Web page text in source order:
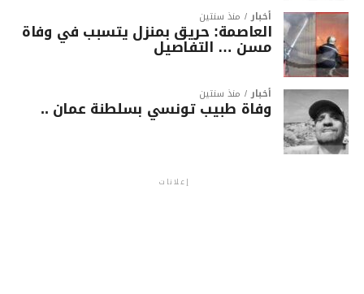
أخبار منذ سنتين
العاصمة: حريق بمنزل يتسبب في وفاة
مسن … التفاصيل
أخبار منذ سنتين
وفاة طبيب تونسي بسلطنة عمان ..
إعلانات